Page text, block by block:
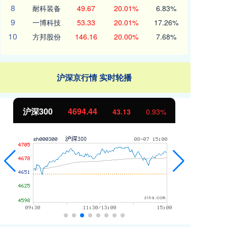
8 耐科装备 49.67 20.01% 6.83%
9 一博科技 53.33 20.01% 17.26%
10 方邦股份 146.16 20.00% 7.68%
沪深京行情 实时轮播
北证50 1134.24 11.37 1.01%